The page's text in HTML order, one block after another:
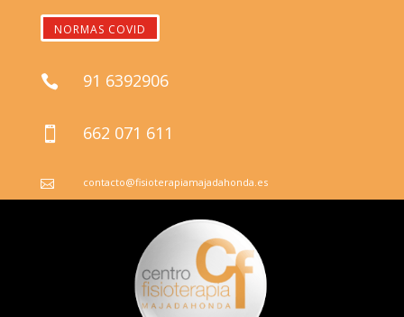
NORMAS COVID
 91 6392906
 662 071 611
 contacto@fisioterapiamajadahonda.es